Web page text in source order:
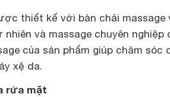
thiết kế với bàn chải
và massage chuyên nghiệp
của sản phẩm giúp chăm sóc
xệ da.
rửa mặt